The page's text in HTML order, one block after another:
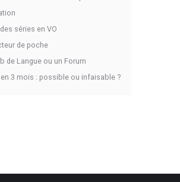
séries en VO
de poche
de Langue ou un Forum
3 mois : possible ou infaisable ?